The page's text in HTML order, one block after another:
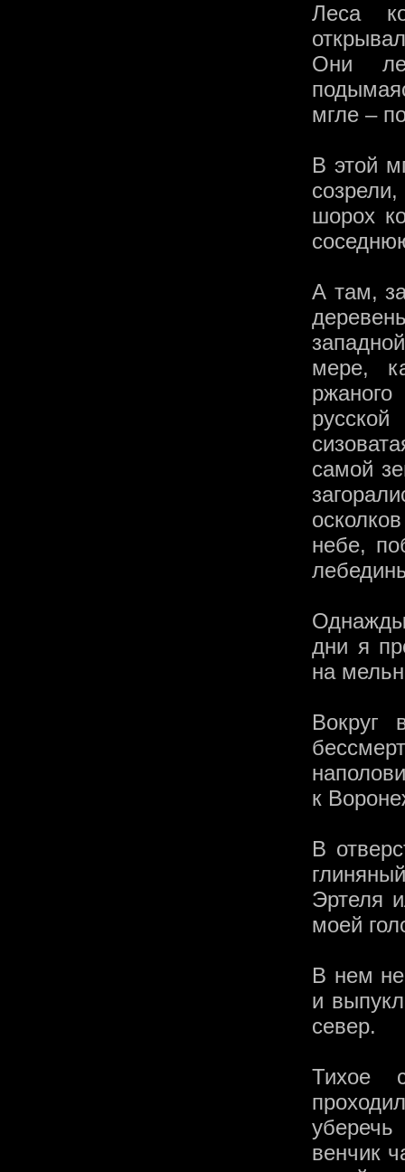
Леса
Они
мгле –
В этой
шорох
А там,
мере,
самой
небе,
дни я
на
Вокруг
к
В
Эртеля
моей
В нем
и
север.
Тихое
уберечь
венчик